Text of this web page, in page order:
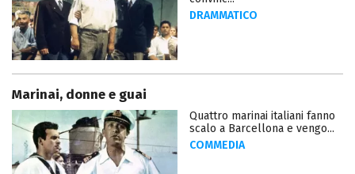
DRAMMATICO
Marinai, donne e guai
Quattro marinai italiani fanno
scalo a Barcellona e vengo...
COMMEDIA